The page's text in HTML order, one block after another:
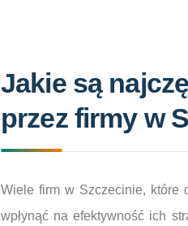
Jakie są
przez firmy w
Wiele firm w Szczecinie, które
wpłynąć na efektywność ich